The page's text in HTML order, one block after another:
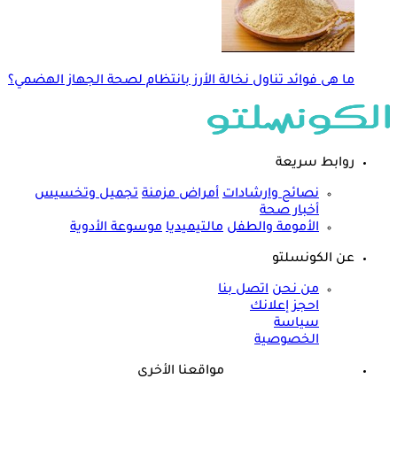
ما هى فوائد تناول نخالة الأرز بانتظام لصحة الجهاز الهضمي؟
روابط سريعة
نصائح وارشادات أمراض مزمنة تجميل وتخسيس
أخبار صحة
الأمومة والطفل مالتيميديا موسوعة الأدوية
عن الكونسلتو
من نحن اتصل بنا
احجز إعلانك
سياسة
الخصوصية
مواقعنا الأخرى